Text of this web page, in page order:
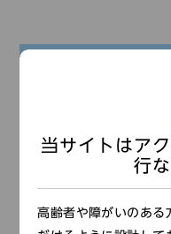
申込期間：6月7日
※応募多数の場合
者全員に通知しま
下記の「申し込みはこ
てください。
お１人ずつ 手続きをし
当サイトはア
行
高齢者や障がいのある